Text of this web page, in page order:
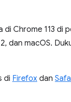
di Chrome 113
dan macOS.
di Firefox dan